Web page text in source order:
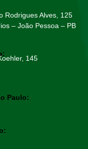
Rodrigues Alves, 125
– João Pessoa – PB
145
Paulo: